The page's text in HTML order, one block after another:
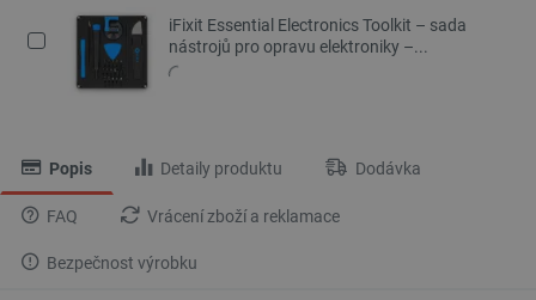
iFixit Essential Electronics Toolkit – sada
nástrojů pro opravu elektroniky –...
Popis Detaily produktu Dodávka
FAQ Vrácení zboží a reklamace
Bezpečnost výrobku